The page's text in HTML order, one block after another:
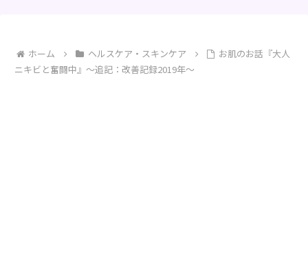
ホーム ヘルスケア・スキンケア
お肌のお話『大人
ニキビと奮闘中』～追記：改善記録2019年～